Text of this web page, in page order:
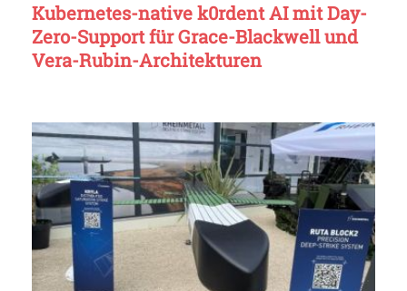
Kubernetes-native k0rdent AI mit Day-
Zero-Support für Grace-Blackwell und
Vera-Rubin-Architekturen